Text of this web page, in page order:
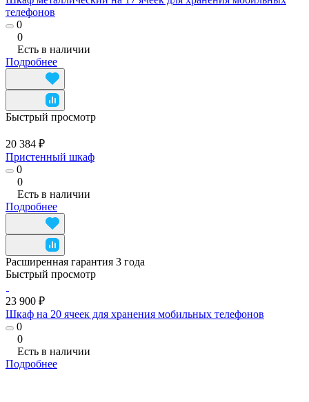
телефонов
0
0
Есть в наличии
Подробнее
Быстрый просмотр
20 384 ₽
Пристенный шкаф
0
0
Есть в наличии
Подробнее
Расширенная гарантия 3 года
Быстрый просмотр
23 900 ₽
Шкаф на 20 ячеек для хранения мобильных телефонов
0
0
Есть в наличии
Подробнее